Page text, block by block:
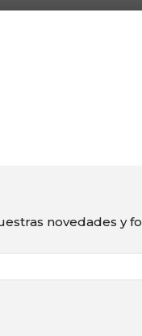
novedades y